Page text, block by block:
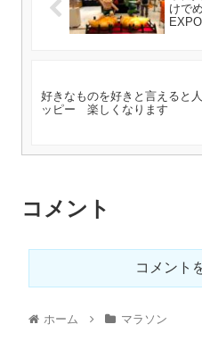
けで
EXPO
好きなものを好きと言えると
ッピー 楽しくなります
コメント
コメント
ホーム マラソン